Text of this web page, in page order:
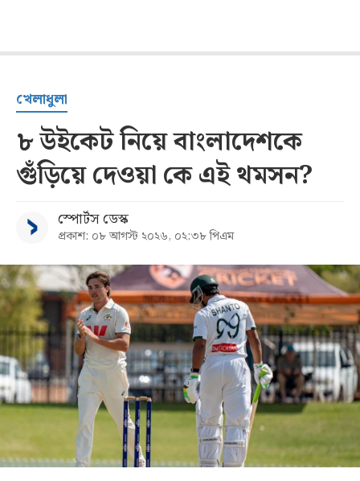
খেলাধুলা
৮ উইকেট নিয়ে বাংলাদেশকে
গুঁড়িয়ে দেওয়া কে এই থমসন?
স্পোর্টস ডেস্ক
প্রকাশ: ০৮ আগস্ট ২০২৬, ০২:৩৮ পিএম